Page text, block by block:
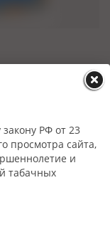
РФ от 23
просмотра сайта,
и
табачных